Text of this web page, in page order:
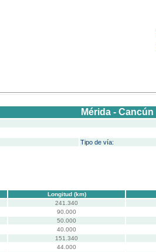
Mérida - Cancún
Tipo de vía:
Longitud (km)
241.340
90.000
50.000
40.000
151.340
44.000